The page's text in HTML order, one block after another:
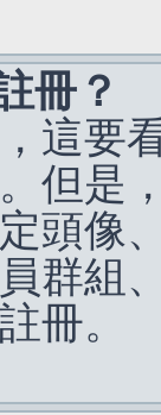
冊？
這要
但是
頭像
群組
冊。